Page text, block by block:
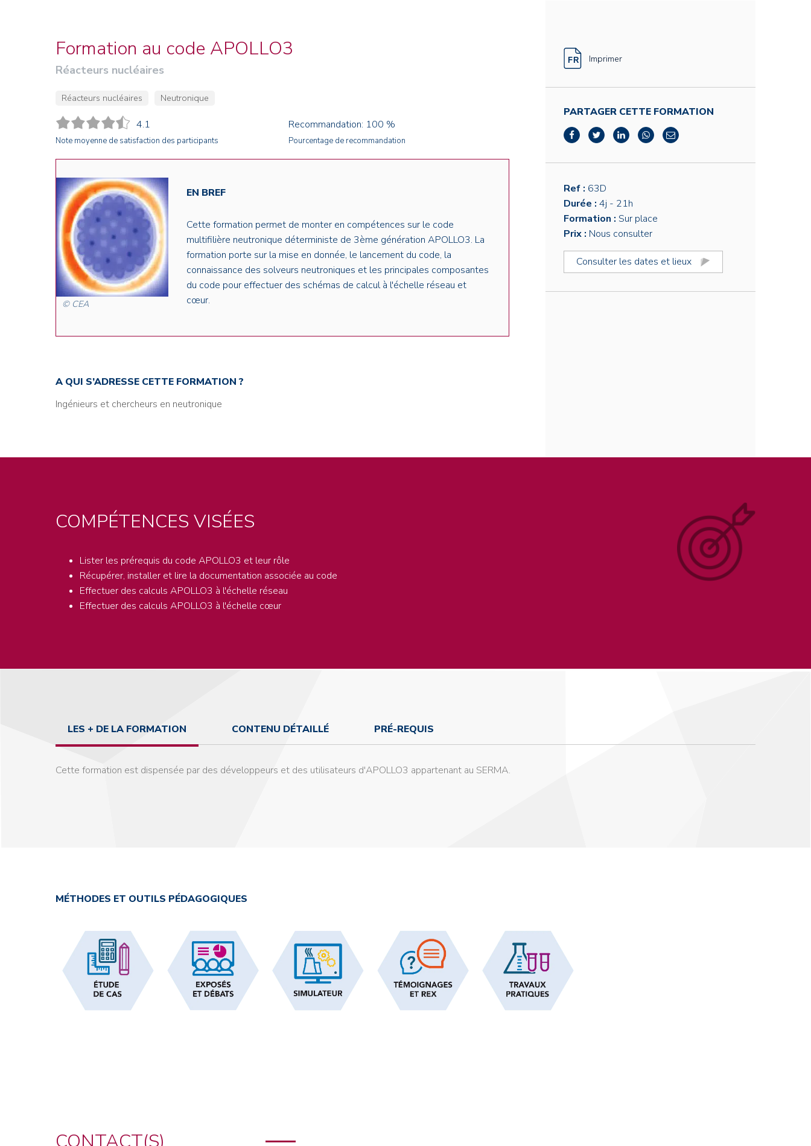
Formation au code APOLLO3
Réacteurs nucléaires
Réacteurs nucléaires Neutronique
4.1 Recommandation: 100 %
Note moyenne de satisfaction des participants Pourcentage de recommandation
© CEA
EN BREF
Cette formation permet de monter en compétences sur le code
multifilière neutronique déterministe de 3ème génération APOLLO3. La
formation porte sur la mise en donnée, le lancement du code, la
connaissance des solveurs neutroniques et les principales composantes
du code pour effectuer des schémas de calcul à l'échelle réseau et
cœur.
A QUI S’ADRESSE CETTE FORMATION ?
Ingénieurs et chercheurs en neutronique
Imprimer
PARTAGER CETTE FORMATION
Ref : 63D
Durée : 4j - 21h
Formation : Sur place
Prix : Nous consulter
Consulter les dates et lieux
COMPÉTENCES VISÉES
Lister les prérequis du code APOLLO3 et leur rôle
Récupérer, installer et lire la documentation associée au code
Effectuer des calculs APOLLO3 à l'échelle réseau
Effectuer des calculs APOLLO3 à l'échelle cœur
LES + DE LA FORMATION CONTENU DÉTAILLÉ PRÉ-REQUIS
Cette formation est dispensée par des développeurs et des utilisateurs d'APOLLO3 appartenant au SERMA.
MÉTHODES ET OUTILS PÉDAGOGIQUES